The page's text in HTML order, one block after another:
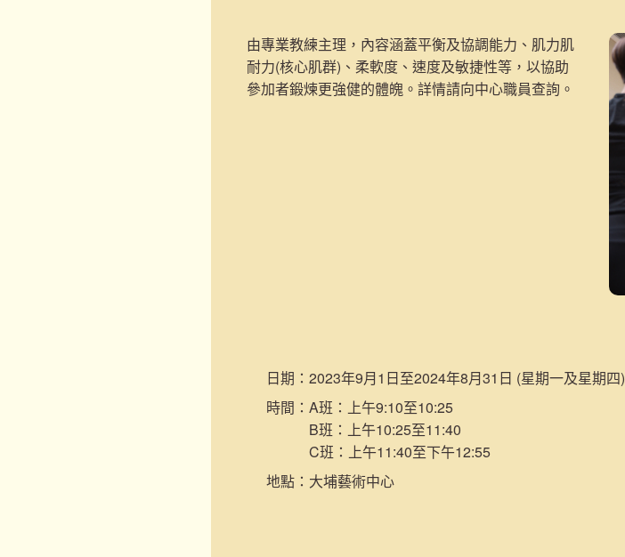
由專業教練主理，內容涵蓋平衡及協調能力、肌力肌
耐力(核心肌群)、柔軟度、速度及敏捷性等，以協助
參加者鍛煉更強健的體魄。詳情請向中心職員查詢。
日期： 2023年9月1日至2024年8月31日 (星期一及星期四)
時間： A班：上午9:10至10:25
B班：上午10:25至11:40
C班：上午11:40至下午12:55
地點： 大埔藝術中心